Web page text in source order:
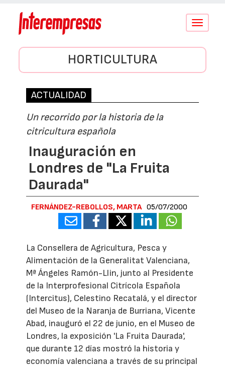
Conmutar
HORTICULTURA
ACTUALIDAD
Un recorrido por la historia de la
citricultura española
Inauguración en
Londres de "La Fruita
Daurada"
FERNÁNDEZ-REBOLLOS, MARTA 05/07/2000
La Consellera de Agricultura, Pesca y
Alimentación de la Generalitat Valenciana,
Mª Ángeles Ramón-Llin, junto al Presidente
de la Interprofesional Citrícola Española
(Intercitus), Celestino Recatalá, y el director
del Museo de la Naranja de Burriana, Vicente
Abad, inauguró el 22 de junio, en el Museo de
Londres, la exposición 'La Fruita Daurada',
que durante 12 días mostró la historia y
economía valenciana a través de su principal